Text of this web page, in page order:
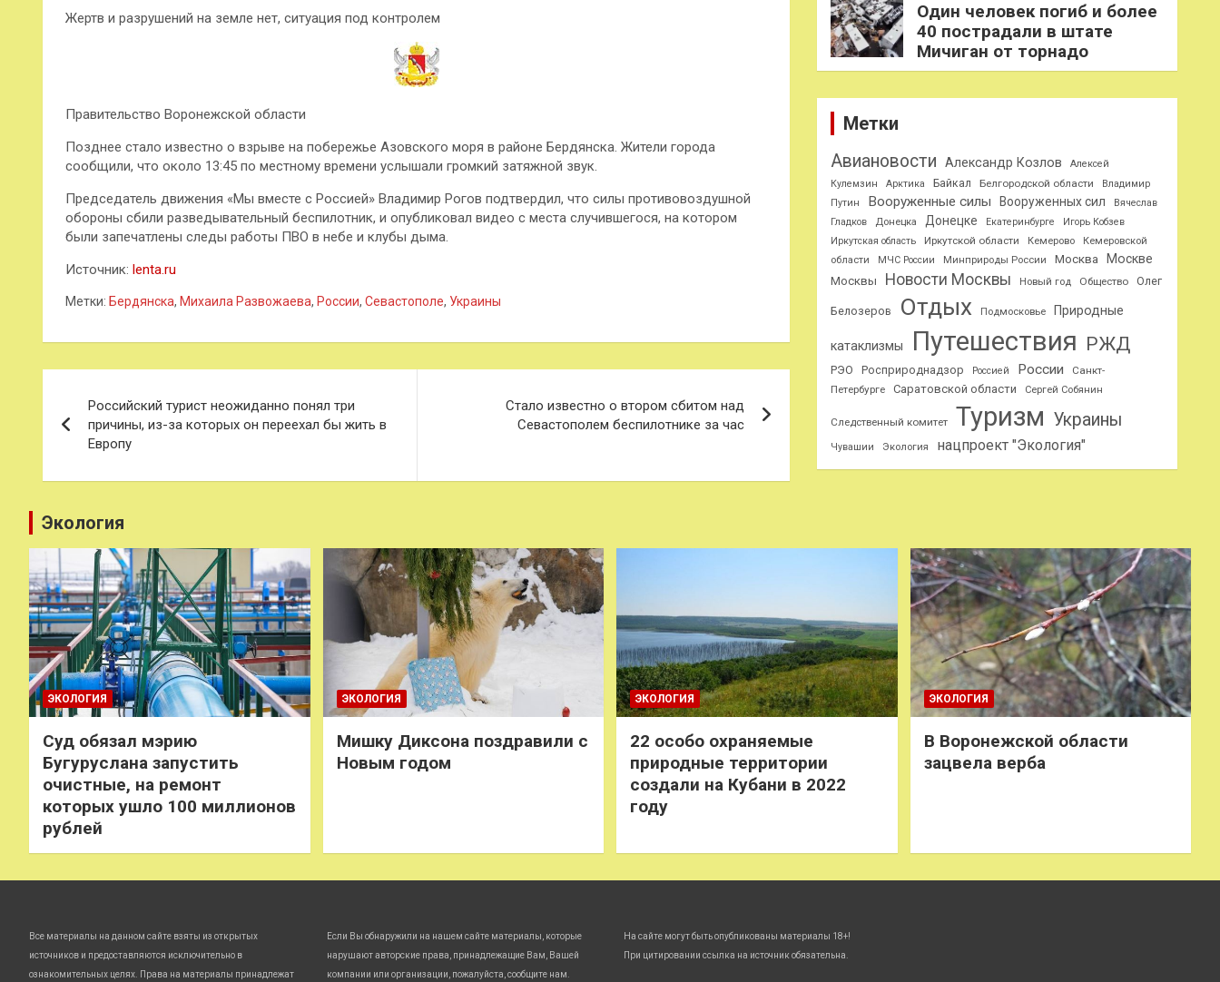
Жертв и разрушений на земле нет, ситуация под контролем
Правительство Воронежской области
Позднее стало известно о взрыве на побережье Азовского моря в районе Бердянска. Жители города
сообщили, что около 13:45 по местному времени услышали громкий затяжной звук.
Председатель движения «Мы вместе с Россией» Владимир Рогов подтвердил, что силы противовоздушной
обороны сбили разведывательный беспилотник, и опубликовал видео с места случившегося, на котором
были запечатлены следы работы ПВО в небе и клубы дыма.
Источник: lenta.ru
Метки: Бердянска, Михаила Развожаева, России, Севастополе, Украины
по
записям
Российский турист неожиданно понял три
причины, из-за которых он переехал бы жить в
Европу
Стало известно о втором сбитом над
Севастополем беспилотнике за час
Один человек погиб и более
40 пострадали в штате
Мичиган от торнадо
Метки
Авиановости Александр Козлов
Алексей
Кулемзин
Арктика Байкал Белгородской области
Владимир
Путин
Вооруженные силы Вооруженных сил
Вячеслав
Гладков
Донецка Донецке Екатеринбурге
Игорь Кобзев
Иркутская область
Иркутской области Кемерово
Кемеровской
области
МЧС России Минприроды России Москва Москве
Москвы Новости Москвы Новый год Общество Олег
Белозеров Отдых Подмосковье Природные
катаклизмы Путешествия РЖД
РЭО Росприроднадзор Россией России
Санкт-
Петербурге
Саратовской области Сергей Собянин
Следственный комитет Туризм Украины
Чувашии Экология нацпроект "Экология"
Экология
ЭКОЛОГИЯ
Суд обязал мэрию
Бугуруслана запустить
очистные, на ремонт
которых ушло 100 миллионов
рублей
ЭКОЛОГИЯ
Мишку Диксона поздравили с
Новым годом
ЭКОЛОГИЯ
22 особо охраняемые
природные территории
создали на Кубани в 2022
году
ЭКОЛОГИЯ
В Воронежской области
зацвела верба
Все материалы на данном сайте взяты из открытых
источников и предоставляются исключительно в
ознакомительных целях. Права на материалы принадлежат
Если Вы обнаружили на нашем сайте материалы, которые
нарушают авторские права, принадлежащие Вам, Вашей
компании или организации, пожалуйста, сообщите нам.
На сайте могут быть опубликованы материалы 18+!
При цитировании ссылка на источник обязательна.